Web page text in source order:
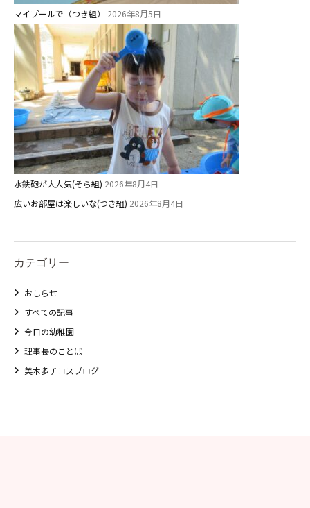
マイプールで（つき組） 2026年8月5日
水鉄砲が大人気(そら組) 2026年8月4日
広いお部屋は楽しいな(つき組) 2026年8月4日
カテゴリー
おしらせ
すべての記事
今日の幼稚園
理事長のことば
美木多チコスブログ